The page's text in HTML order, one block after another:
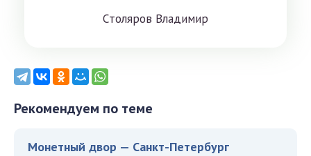
Cтoлярoв Влaдимиp
Рекомендуем по теме
Монетный двор — Санкт-Петербург